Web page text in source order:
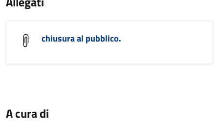
chiusura al pubblico.
A cura di